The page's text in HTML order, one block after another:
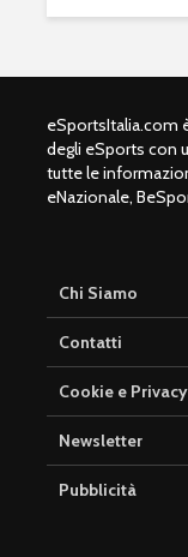
eSportsItalia.com
degli eSports con
tutte le
eNazionale,
Chi Siamo
Contatti
Cookie e Privacy
Newsletter
Pubblicità